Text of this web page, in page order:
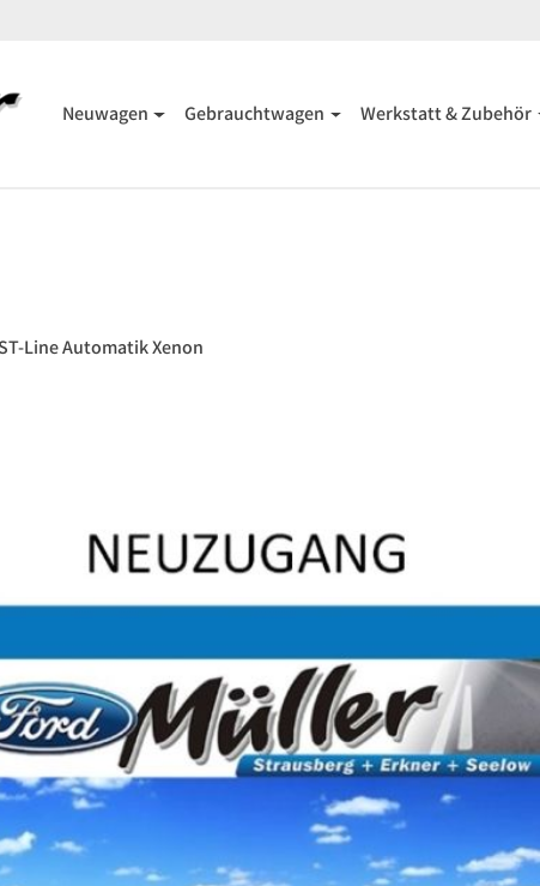
Neuwagen Gebrauchtwagen Werkstatt & Zubehör
Line Automatik Xenon